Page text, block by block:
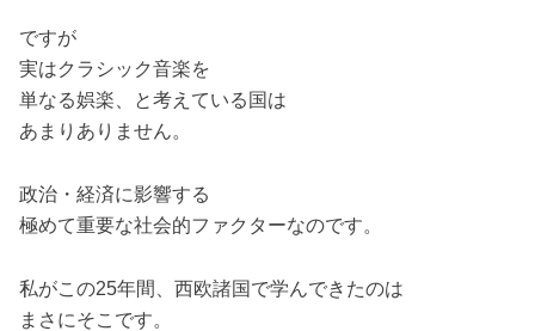
ですが
実はクラシック音楽を
単なる娯楽、と考えている国は
あまりありません。
政治・経済に影響する
極めて重要な社会的ファクターなのです。
私がこの25年間、西欧諸国で学んできたのは
まさにそこです。